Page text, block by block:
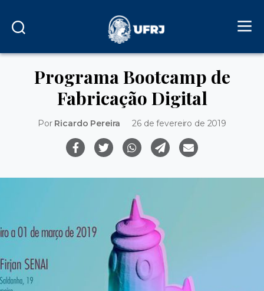
Programa Bootcamp de
Fabricação Digital
Por Ricardo Pereira 26 de fevereiro de 2019